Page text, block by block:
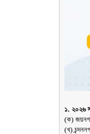
১. ২০২৬
(ক)
(খ)